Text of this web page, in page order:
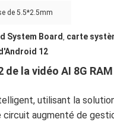
de 5.5*2.5mm
System Board, carte
12
de la vidéo AI 8G
utilisant la
augmenté de